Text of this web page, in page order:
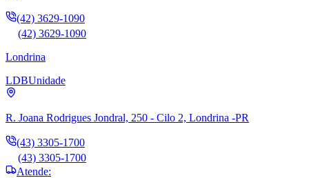
(42) 3629-1090
(42) 3629-1090
Londrina
LDBUnidade
R. Joana Rodrigues Jondral, 250 - Cilo 2, Londrina -PR
(43) 3305-1700
(43) 3305-1700
Atende: